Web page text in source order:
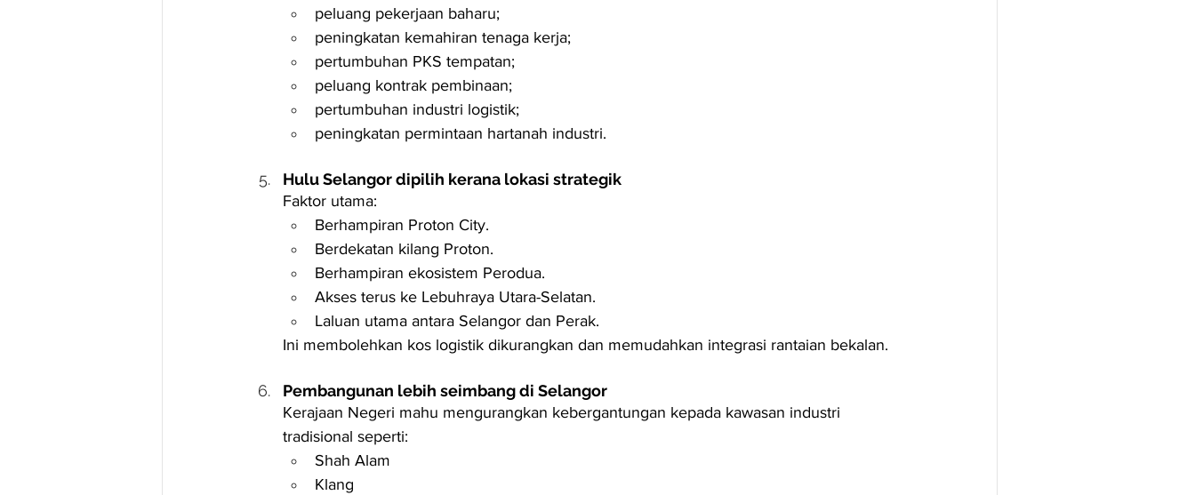
peluang pekerjaan baharu;
peningkatan kemahiran tenaga kerja;
pertumbuhan PKS tempatan;
peluang kontrak pembinaan;
pertumbuhan industri logistik;
peningkatan permintaan hartanah industri.
Hulu Selangor dipilih kerana lokasi strategik
Faktor utama:
Berhampiran Proton City.
Berdekatan kilang Proton.
Berhampiran ekosistem Perodua.
Akses terus ke Lebuhraya Utara-Selatan.
Laluan utama antara Selangor dan Perak.
Ini membolehkan kos logistik dikurangkan dan memudahkan integrasi rantaian bekalan.
Pembangunan lebih seimbang di Selangor
Kerajaan Negeri mahu mengurangkan kebergantungan kepada kawasan industri
tradisional seperti:
Shah Alam
Klang